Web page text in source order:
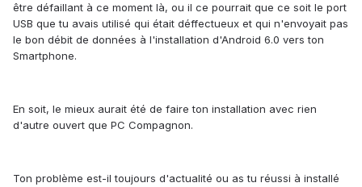
être défaillant à ce moment là, ou il ce pourrait que ce soit le port
USB que tu avais utilisé qui était déffectueux et qui n'envoyait pas
le bon débit de données à l'installation d'Android 6.0 vers ton
Smartphone.
En soit, le mieux aurait été de faire ton installation avec rien
d'autre ouvert que PC Compagnon.
Ton problème est-il toujours d'actualité ou as tu réussi à installé